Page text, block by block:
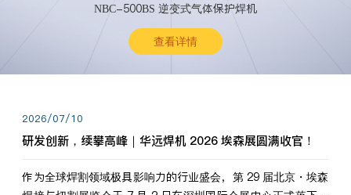
NBC-500BS 逆变式气体保护焊机
查看详情
2026/07/10
研发创新，续攀高峰｜华远焊机 2026 埃森展圆满收官！
作为全球焊割领域极具影响力的行业盛会，第 29 届北京・埃森